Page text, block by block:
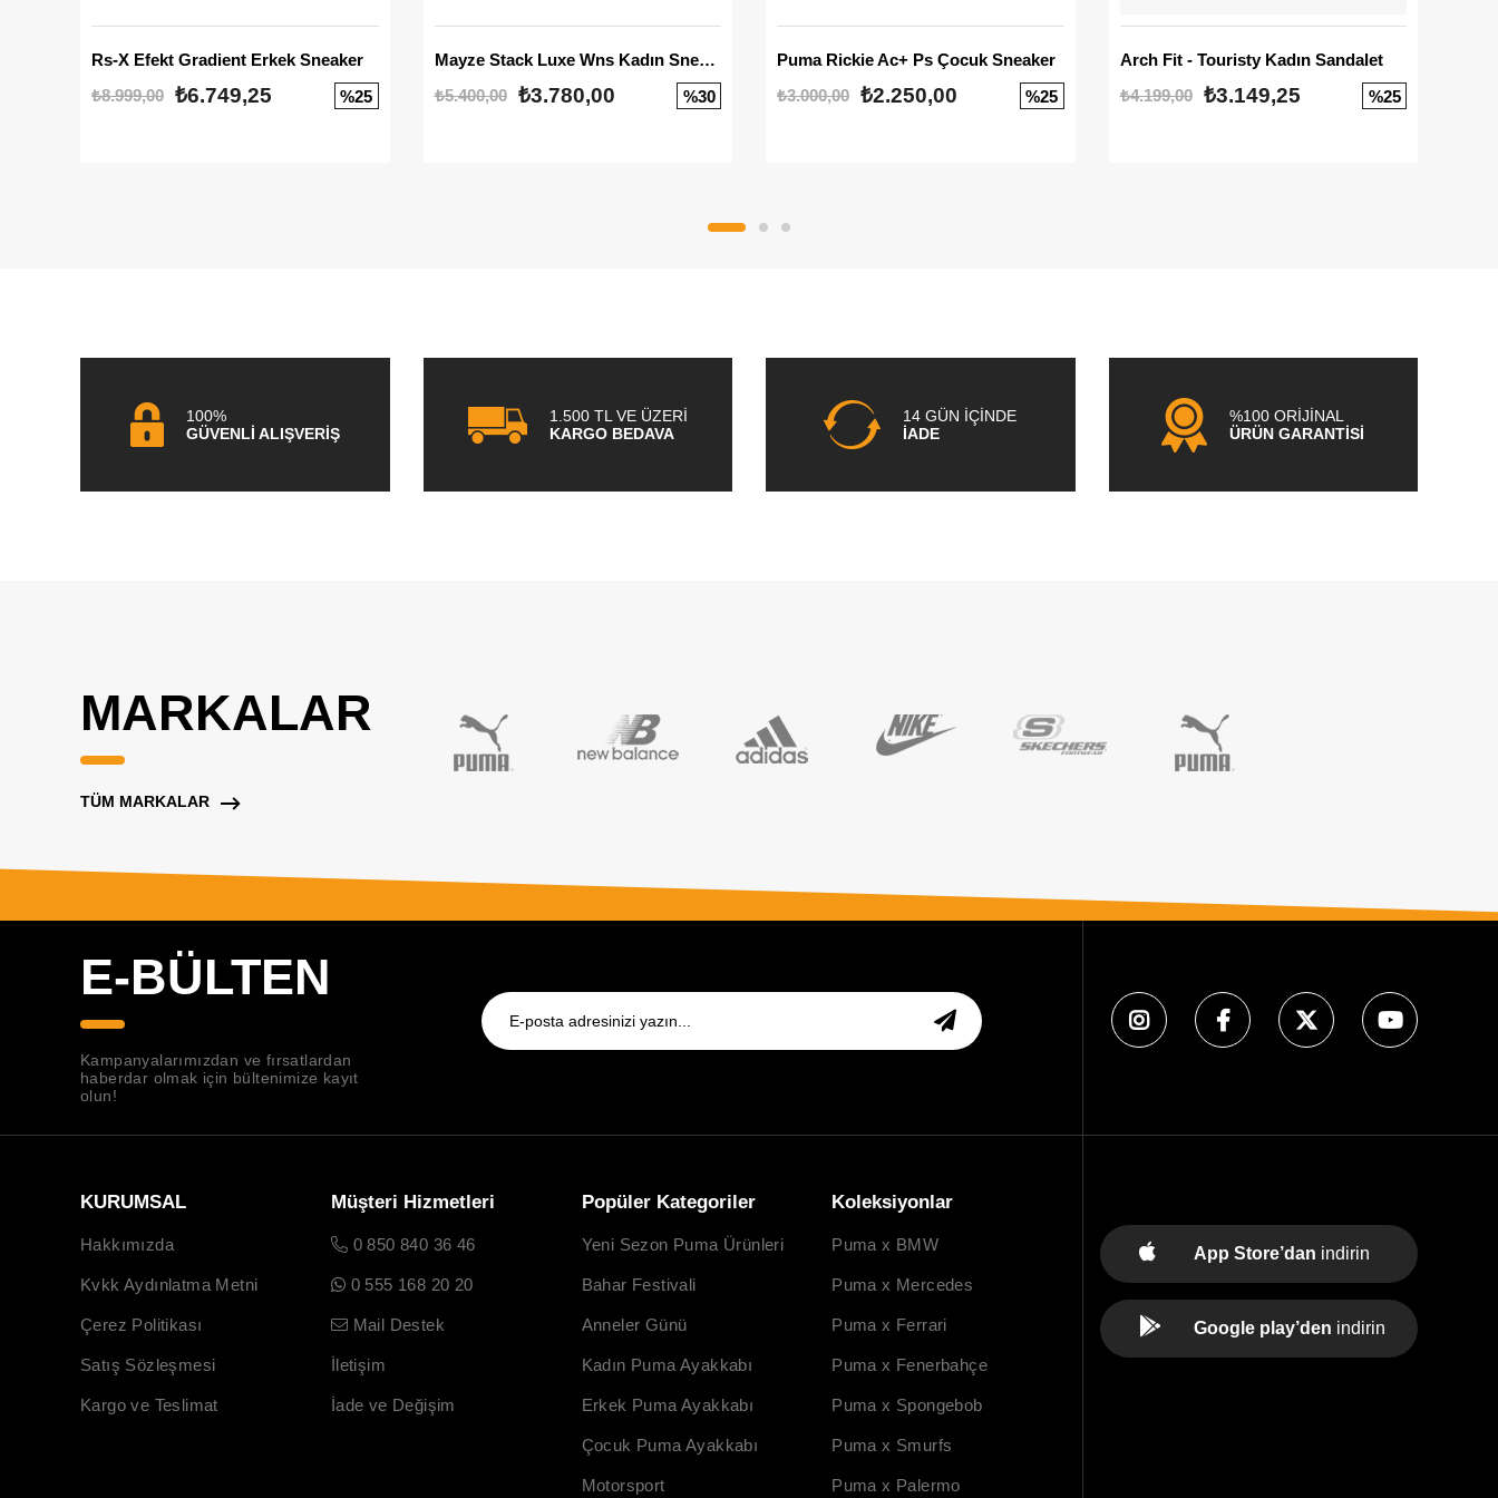
Rs-X Efekt Gradient Erkek Sneaker
₺8.999,00 ₺6.749,25 %25
Mayze Stack Luxe Wns Kadın Sneaker
₺5.400,00
₺3.780,00 %30
Puma Rickie Ac+ Ps Çocuk Sneaker
₺3.000,00 ₺2.250,00 %25
Arch Fit - Touristy Kadın Sandalet
₺4.199,00
₺3.149,25 %25
100%
GÜVENLİ ALIŞVERİŞ
1.500 TL VE ÜZERİ
KARGO BEDAVA
14 GÜN İÇİNDE
İADE
%100 ORİJİNAL
ÜRÜN GARANTİSİ
MARKALAR
TÜM MARKALAR
E-BÜLTEN
Kampanyalarımızdan ve fırsatlardan
haberdar olmak için bültenimize kayıt
olun!
KURUMSAL
Hakkımızda
Kvkk Aydınlatma Metni
Çerez Politikası
Satış Sözleşmesi
Kargo ve Teslimat
Müşteri Hizmetleri
0 850 840 36 46
0 555 168 20 20
Mail Destek
İletişim
İade ve Değişim
Popüler Kategoriler
Yeni Sezon Puma Ürünleri
Bahar Festivali
Anneler Günü
Kadın Puma Ayakkabı
Erkek Puma Ayakkabı
Çocuk Puma Ayakkabı
Motorsport
Koleksiyonlar
Puma x BMW
Puma x Mercedes
Puma x Ferrari
Puma x Fenerbahçe
Puma x Spongebob
Puma x Smurfs
Puma x Palermo
App Store’dan indirin
Google play’den indirin